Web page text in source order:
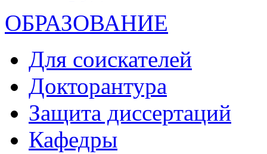
ОБРАЗОВАНИЕ
Для соискателей
Докторантура
Защита диссертаций
Кафедры